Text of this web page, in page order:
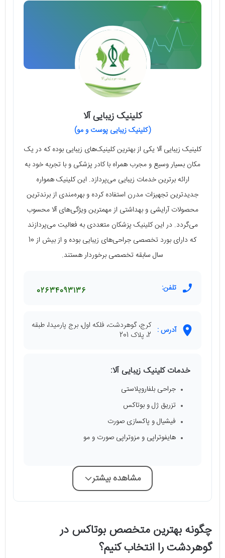
کلینیک زیبایی آلا
(کلینیک زیبایی پوست و مو)
کلینیک زیبایی آلا یکی از بهترین کلینیک‌های زیبایی بوده که در یک
مکان بسیار وسیع و مجرب همراه با کادر پزشکی و با تجربه خود به
ارائه برترین خدمات زیبایی می‌پردازد. این کلینیک همواره
جدیدترین تجهیزات مدرن استفاده کرده و بهره‌مندی از برندترین
محصولات آرایشی و بهداشتی از مهمترین ویژگی‌های آلا محسوب
می‌گردد. در این کلینیک پزشکان متعددی به فعالیت می‌پردازند
که دارای بورد تخصصی جراحی‌های زیبایی بوده و از بیش از 10
سال سابقه تخصصی برخوردار هستند.
تلفن: 02634093136
آدرس : کرج، گوهردشت، فلکه اول، برج پارمیدا، طبقه
2، پلاک 201
خدمات کلینیک زیبایی آلا:
جراحی بلفاروپلاستی
تزریق ژل و بوتاکس
فیشیال و پاکسازی صورت
هایفوتراپی و مزوتراپی صورت و مو
مشاهده بیشتر
چگونه بهترین متخصص بوتاکس در
گوهردشت را انتخاب کنیم؟